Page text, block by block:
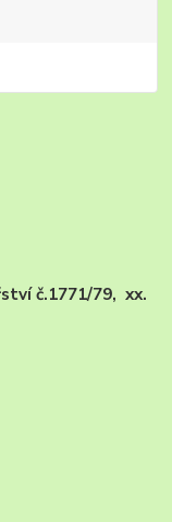
č.1771/79, xx.